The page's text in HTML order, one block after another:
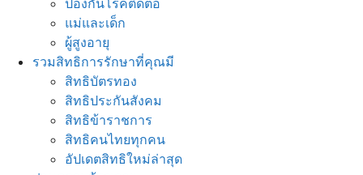
ป้องกันโรคติดต่อ
แม่และเด็ก
ผู้สูงอายุ
รวมสิทธิการรักษาที่คุณมี
สิทธิบัตรทอง
สิทธิประกันสังคม
สิทธิข้าราชการ
สิทธิคนไทยทุกคน
อัปเดตสิทธิใหม่ล่าสุด